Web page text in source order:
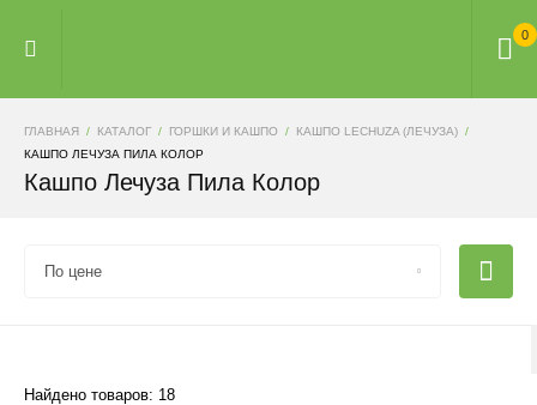
0
ГЛАВНАЯ КАТАЛОГ ГОРШКИ И КАШПО
КАШПО LECHUZA (ЛЕЧУЗА)
КАШПО ЛЕЧУЗА ПИЛА КОЛОР
Кашпо Лечуза Пила Колор
По цене
Найдено товаров: 18